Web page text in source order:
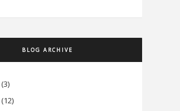
BLOG ARCHIVE
(3)
(12)